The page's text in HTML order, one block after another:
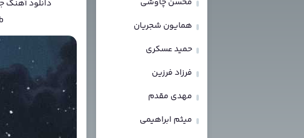
دانلود آهنگ
همایون شجریان
حمید عسکری
فرزاد فرزین
مهدی مقدم
میثم ابراهیمی